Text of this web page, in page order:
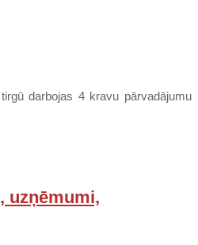
darbojas 4 kravu pārvadājumu
uzņēmumi,